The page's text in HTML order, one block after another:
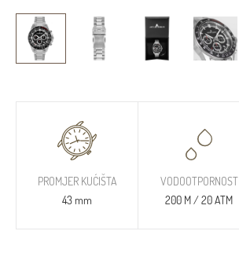
PROMJER KUĆIŠTA
43 mm
VODOOTPORNOST
200 M / 20 ATM